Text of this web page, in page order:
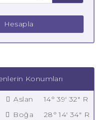
Hesapla
Konumları
Aslan
14° 39' 32" R
Boğa
28° 14' 34" R